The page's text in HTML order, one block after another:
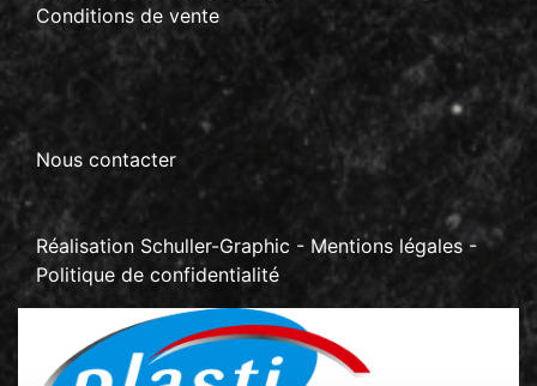
Conditions de vente
Nous contacter
Réalisation Schuller-Graphic - Mentions légales -
Politique de confidentialité